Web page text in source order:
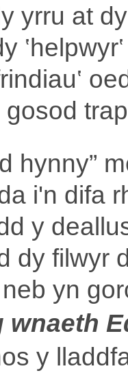
yrru at
hynny”
i'n difa
y
dy filwyr
yn
wnaeth
y